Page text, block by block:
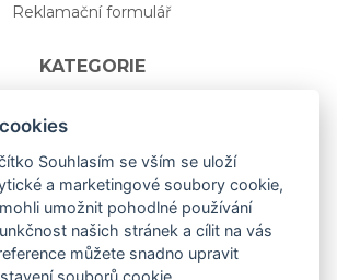
Reklamační formulář
KATEGORIE
Nápojové sklo
Bydlení
Dárkový poukaz na míru
Mystery box
Kolekce
Souhlasím se vším se uloží
a marketingové soubory cookie,
umožnit pohodlné používání
našich stránek a cílit na vás
můžete snadno upravit
souborů cookie.